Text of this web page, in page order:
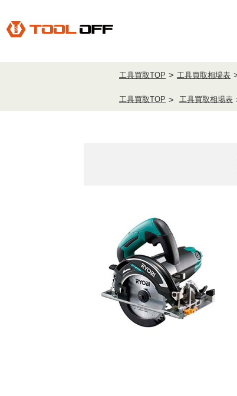
工具買取TOP 工具買取相場表
工具買取TOP 工具買取相場表